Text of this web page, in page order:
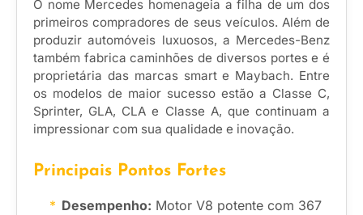
O nome Mercedes homenageia a filha de um dos
primeiros compradores de seus veículos. Além de
produzir automóveis luxuosos, a Mercedes-Benz
também fabrica caminhões de diversos portes e é
proprietária das marcas smart e Maybach. Entre
os modelos de maior sucesso estão a Classe C,
Sprinter, GLA, CLA e Classe A, que continuam a
impressionar com sua qualidade e inovação.
Principais Pontos Fortes
Desempenho: Motor V8 potente com 367